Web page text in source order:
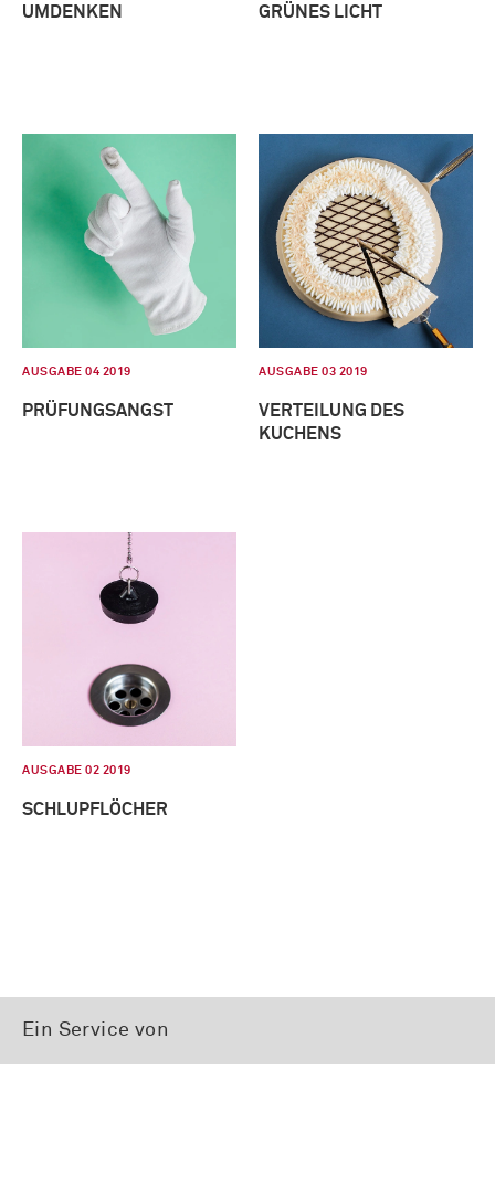
UMDENKEN GRÜNES LICHT
AUSGABE 04 2019
PRÜFUNGSANGST
AUSGABE 03 2019
VERTEILUNG DES
KUCHENS
AUSGABE 02 2019
SCHLUPFLÖCHER
Ein Service von